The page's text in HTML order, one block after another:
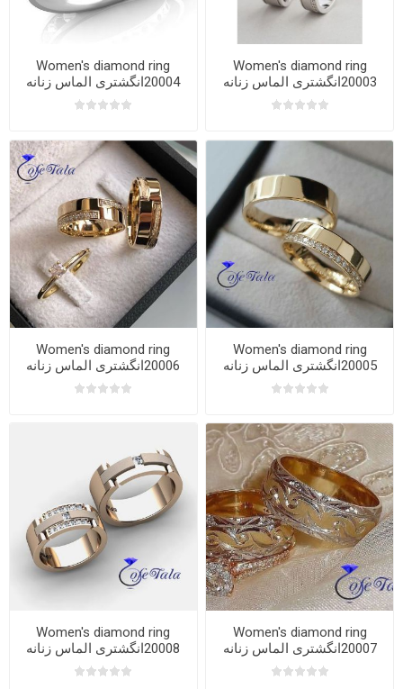
Women's diamond ring
20003انگشتری الماس زنانه
Women's diamond ring
20004انگشتری الماس زنانه
Women's diamond ring
20005انگشتری الماس زنانه
Women's diamond ring
20006انگشتری الماس زنانه
Women's diamond ring
20007انگشتری الماس زنانه
Women's diamond ring
20008انگشتری الماس زنانه